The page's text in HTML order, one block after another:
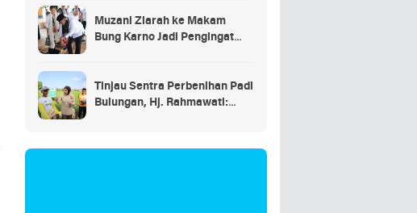
Muzani Ziarah ke Makam
Bung Karno Jadi Pengingat
Tinjau Sentra Perbenihan Padi
Bulungan, Hj. Rahmawati: